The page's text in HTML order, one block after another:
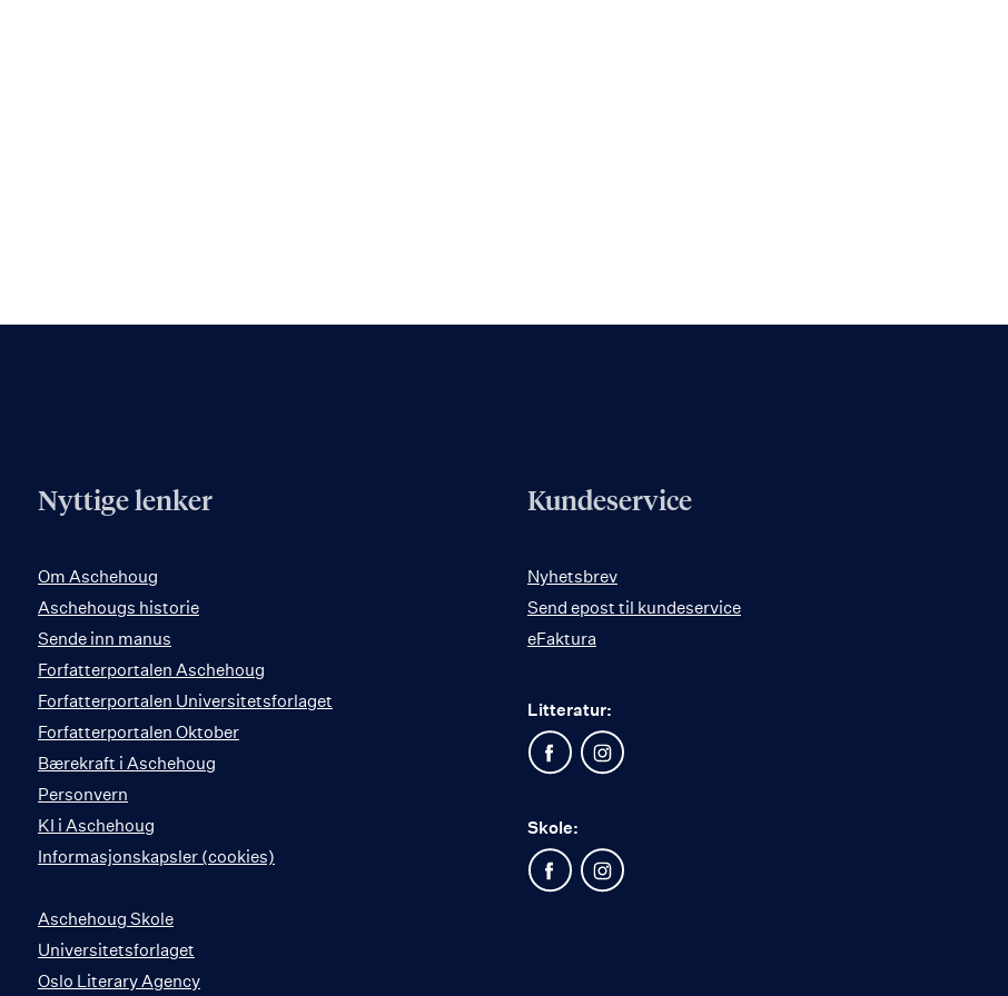
Nyttige lenker
Om Aschehoug
Aschehougs historie
Sende inn manus
Forfatterportalen Aschehoug
Forfatterportalen Universitetsforlaget
Forfatterportalen Oktober
Bærekraft i Aschehoug
Personvern
KI i Aschehoug
Informasjonskapsler (cookies)
Aschehoug Skole
Universitetsforlaget
Oslo Literary Agency
Kundeservice
Nyhetsbrev
Send epost til kundeservice
eFaktura
Litteratur:
Skole: